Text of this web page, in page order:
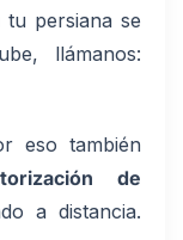
tu persiana se
llámanos:
eso también
de
a distancia.